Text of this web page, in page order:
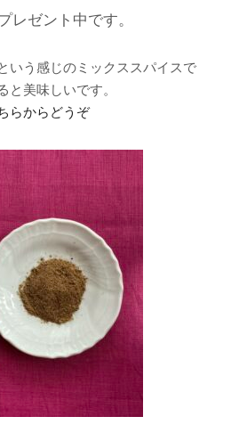
レゼント中です。
いう感じのミックススパイスで
と美味しいです。
らからどうぞ